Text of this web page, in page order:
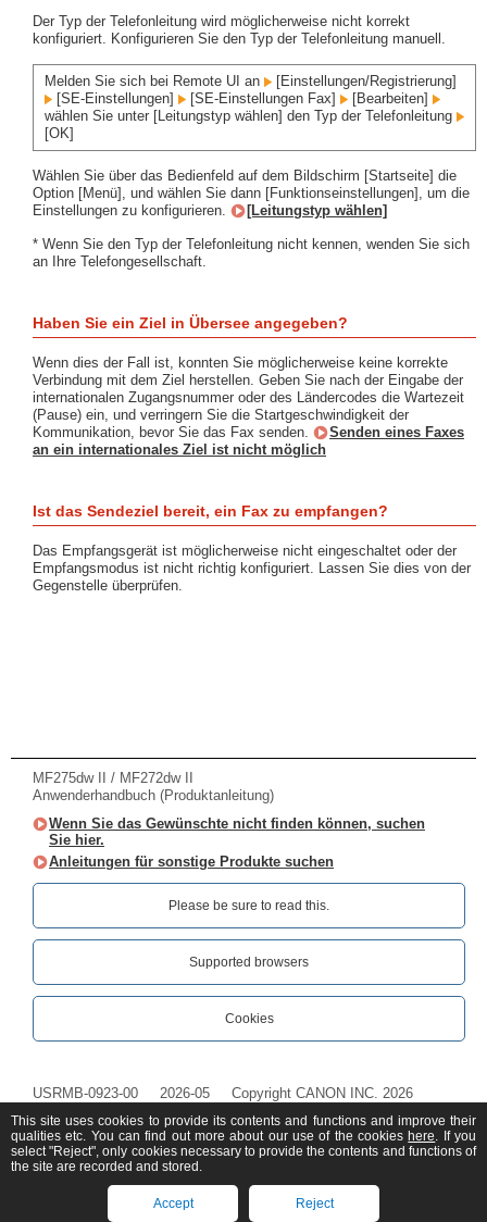
Der Typ der Telefonleitung wird möglicherweise nicht korrekt
konfiguriert. Konfigurieren Sie den Typ der Telefonleitung manuell.
Melden Sie sich bei Remote UI an
[Einstellungen/Registrierung]
[SE-Einstellungen]
[SE-Einstellungen Fax]
[Bearbeiten]
wählen Sie unter [Leitungstyp wählen] den Typ der Telefonleitung
[OK]
Wählen Sie über das Bedienfeld auf dem Bildschirm [Startseite] die
Option [Menü], und wählen Sie dann [Funktionseinstellungen], um die
Einstellungen zu konfigurieren.
[Leitungstyp wählen]
* Wenn Sie den Typ der Telefonleitung nicht kennen, wenden Sie sich
an Ihre Telefongesellschaft.
Haben Sie ein Ziel in Übersee angegeben?
Wenn dies der Fall ist, konnten Sie möglicherweise keine korrekte
Verbindung mit dem Ziel herstellen. Geben Sie nach der Eingabe der
internationalen Zugangsnummer oder des Ländercodes die Wartezeit
(Pause) ein, und verringern Sie die Startgeschwindigkeit der
Kommunikation, bevor Sie das Fax senden.
Senden eines Faxes
an ein internationales Ziel ist nicht möglich
Ist das Sendeziel bereit, ein Fax zu empfangen?
Das Empfangsgerät ist möglicherweise nicht eingeschaltet oder der
Empfangsmodus ist nicht richtig konfiguriert. Lassen Sie dies von der
Gegenstelle überprüfen.
MF275dw II / MF272dw II
Anwenderhandbuch (Produktanleitung)
Wenn Sie das Gewünschte nicht finden können, suchen
Sie hier.
Anleitungen für sonstige Produkte suchen
Please be sure to read this.‎
Supported browsers
Cookies
USRMB-0923-00 2026-05 Copyright CANON INC. 2026
This site uses cookies to provide its contents and functions and improve their
qualities etc. You can find out more about our use of the cookies here. If you
select "Reject", only cookies necessary to provide the contents and functions of
the site are recorded and stored.
Accept Reject